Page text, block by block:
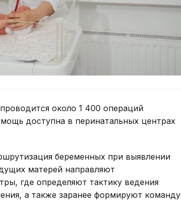
около 1 400 операций
доступна в перинатальных центрах
беременных при выявлении
матерей направляют
где определяют тактику ведения
а также заранее формируют команду